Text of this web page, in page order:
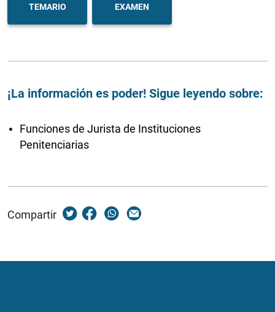
TEMARIO EXAMEN
¡La información es poder! Sigue leyendo sobre:
Funciones de Jurista de Instituciones
Penitenciarias
Compartir